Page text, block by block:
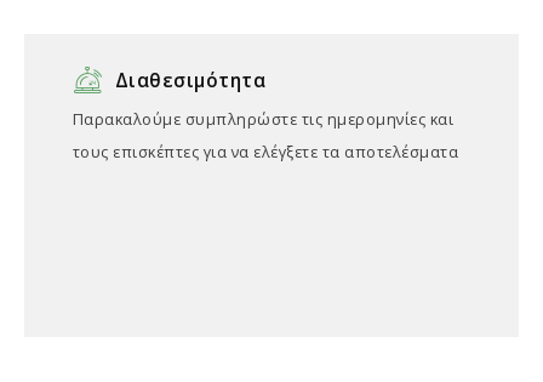
Διαθεσιμότητα
Παρακαλούμε συμπληρώστε τις ημερομηνίες και
τους επισκέπτες για να ελέγξετε τα αποτελέσματα